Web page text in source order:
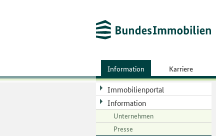
Information Karriere
Immobilienportal
Information
Unternehmen
Presse